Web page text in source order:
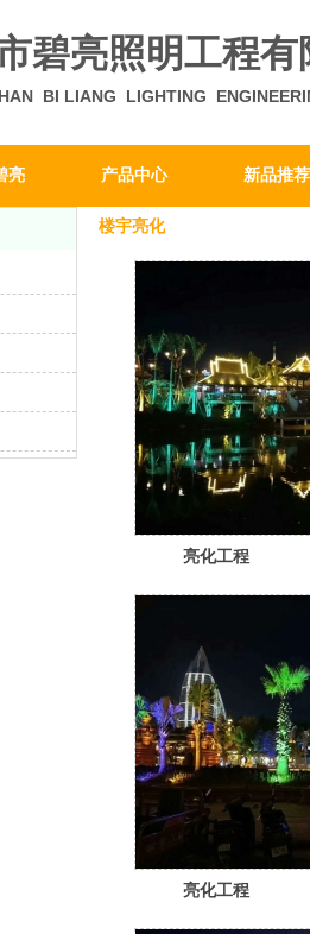
碧亮照明工程有
BI LIANG LIGHTING
亮 产品中心 新品推荐
楼宇亮化
亮化工程
亮化工程